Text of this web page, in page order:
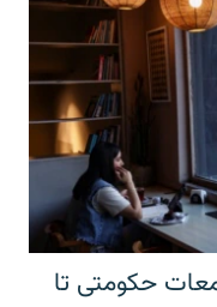
حکومتی تا